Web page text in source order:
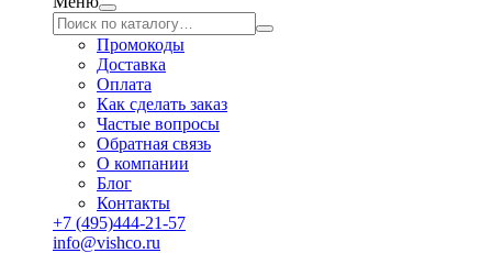
Промокоды
Доставка
Оплата
Как сделать заказ
Частые вопросы
Обратная связь
О компании
Блог
Контакты
+7 (495)444-21-57
info@vishco.ru